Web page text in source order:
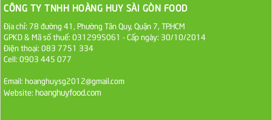
Sa Tế Tôm Cholimex PET Hũ 450g
Ớt Sa Tế Cholimex Hũ Thuỷ Tinh 150g
CÔNG TY TNHH HOÀNG HUY SÀI GÒN FOOD
Địa chỉ: 78 đường 41, Phường Tân Quy, Quận 7, TP.HCM
GPKD & Mã số thuế: 0312995061 - Cấp ngày: 30/10/2014
Điện thoại: 083 7751 334
Cell: 0903 445 077
Email: hoanghuysg2012@gmail.com
Website: hoanghuyfood.com